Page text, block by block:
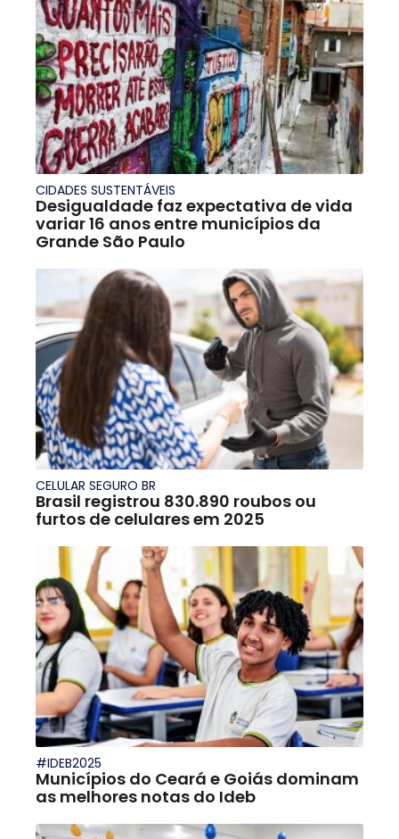
CIDADES SUSTENTÁVEIS
Desigualdade faz expectativa de vida
variar 16 anos entre municípios da
Grande São Paulo
CELULAR SEGURO BR
Brasil registrou 830.890 roubos ou
furtos de celulares em 2025
#IDEB2025
Municípios do Ceará e Goiás dominam
as melhores notas do Ideb